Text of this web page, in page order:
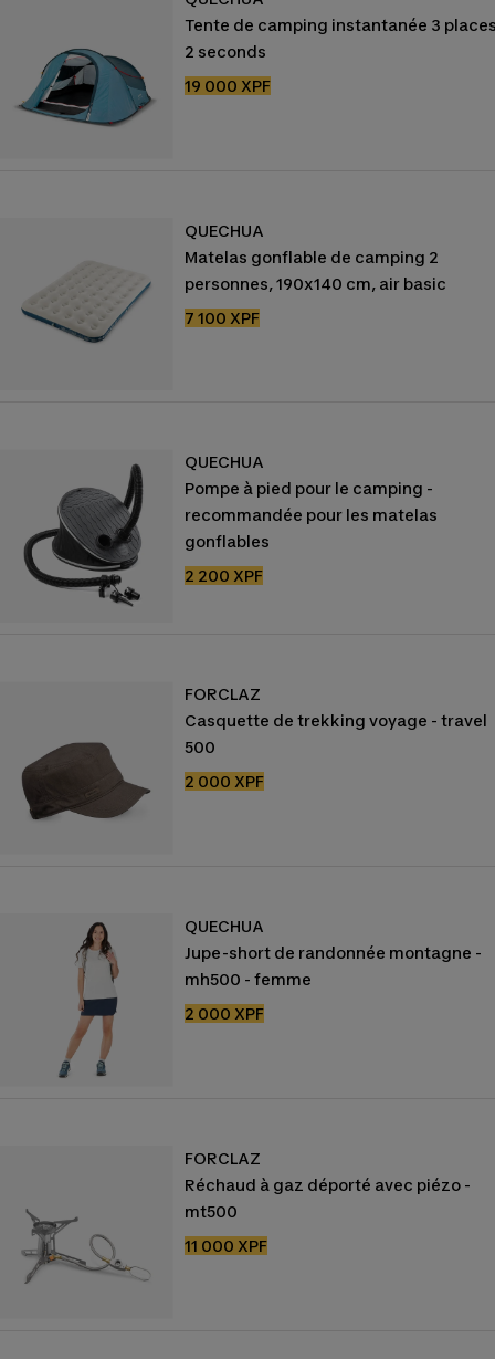
Tente de camping instantanée 3
2 seconds
Prix
19 000 XPF
QUECHUA
Matelas gonflable de camping 2
personnes, 190x140 cm, air basic
Prix
7 100 XPF
QUECHUA
Pompe à pied pour le camping -
recommandée pour les matelas
gonflables
Prix
2 200 XPF
FORCLAZ
Casquette de trekking voyage - travel
500
Prix
2 000 XPF
QUECHUA
Jupe-short de randonnée montagne -
mh500 - femme
Prix
2 000 XPF
FORCLAZ
Réchaud à gaz déporté avec piézo -
mt500
Prix
11 000 XPF